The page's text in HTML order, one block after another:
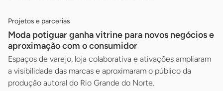
Projetos e parcerias
Moda potiguar ganha vitrine para novos negócios e
aproximação com o consumidor
Espaços de varejo, loja colaborativa e ativações ampliaram
a visibilidade das marcas e aproximaram o público da
produção autoral do Rio Grande do Norte.